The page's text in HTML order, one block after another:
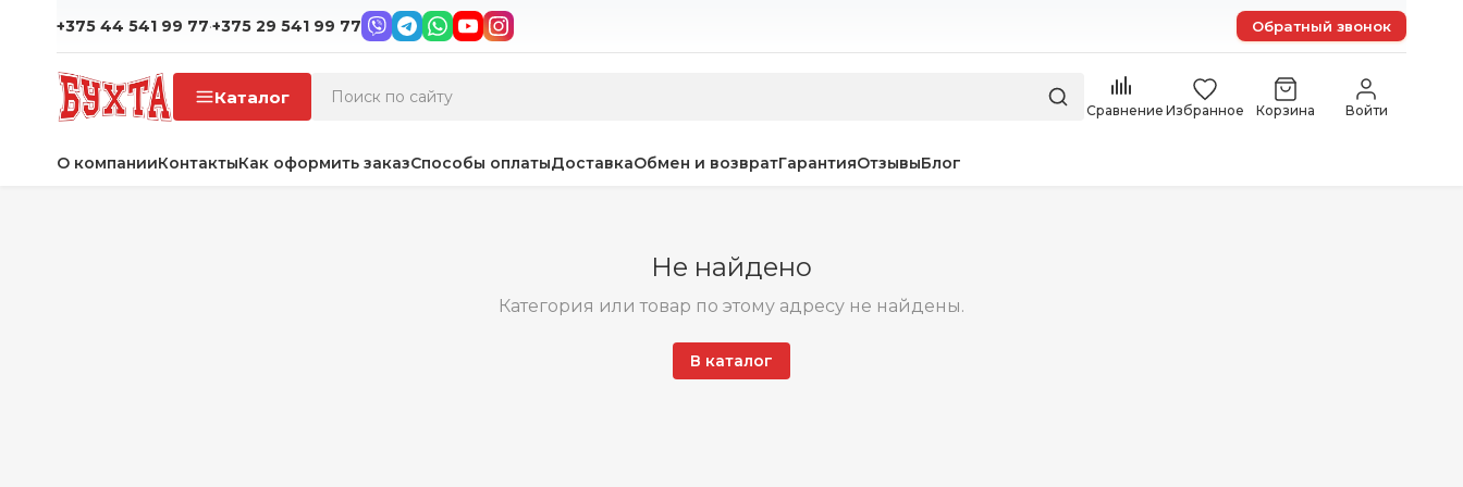
+375 44 541 99 77·+375 29 541 99 77 Обратный звонок
Каталог
Сравнение Избранное Корзина Войти
О компанииКонтактыКак оформить заказСпособы оплатыДоставкаОбмен и возвратГарантияОтзывыБлог
Не найдено
Категория или товар по этому адресу не найдены.
В каталог